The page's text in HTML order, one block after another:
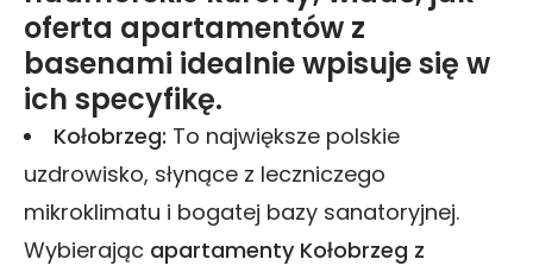
oferta apartamentów z
basenami idealnie wpisuje się w
ich specyfikę.
Kołobrzeg: To największe polskie
uzdrowisko, słynące z leczniczego
mikroklimatu i bogatej bazy sanatoryjnej.
Wybierając apartamenty Kołobrzeg z